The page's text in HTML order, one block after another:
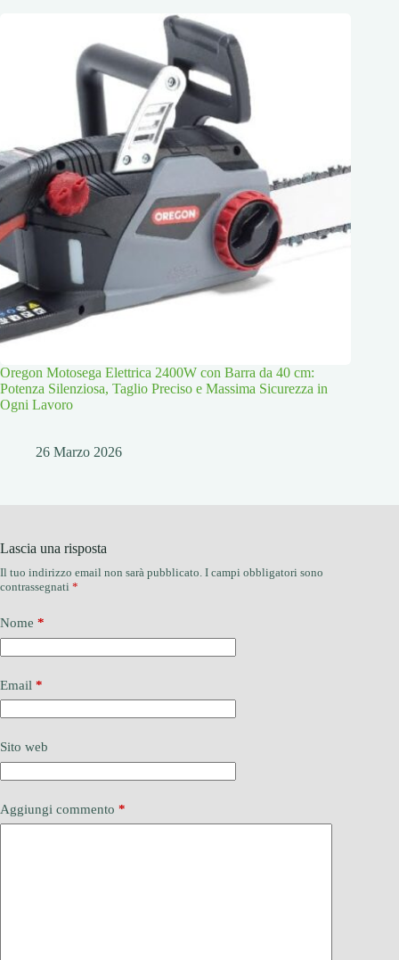
Oregon Motosega Elettrica 2400W con Barra da 40 cm:
Potenza Silenziosa, Taglio Preciso e Massima Sicurezza in
Ogni Lavoro
26 Marzo 2026
Lascia una risposta
Il tuo indirizzo email non sarà pubblicato. I campi obbligatori sono
contrassegnati *
Nome *
Email *
Sito web
Aggiungi commento *